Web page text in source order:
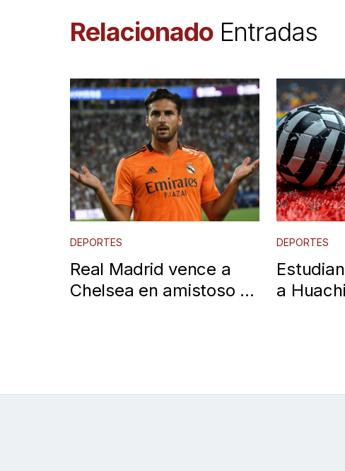
RelacionadoEntradas
DEPORTES
Real Madrid vence a
Chelsea en amistoso de
DEPORTES
a